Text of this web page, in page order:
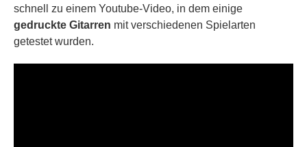
schnell zu einem Youtube-Video, in dem einige
gedruckte Gitarren mit verschiedenen Spielarten
getestet wurden.